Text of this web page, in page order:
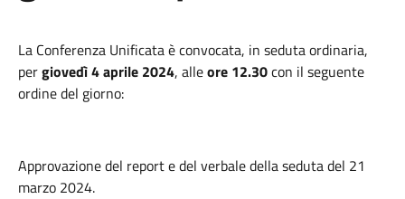
La Conferenza Unificata è convocata, in seduta ordinaria,
pergiovedì 4 aprile 2024, alleore 12.30con il seguente
ordine del giorno:
Approvazione del report e del verbale della seduta del 21
marzo 2024.